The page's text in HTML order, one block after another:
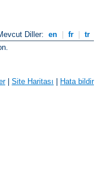
Diller: en | fr | tr
| Site Haritası Hata bildir